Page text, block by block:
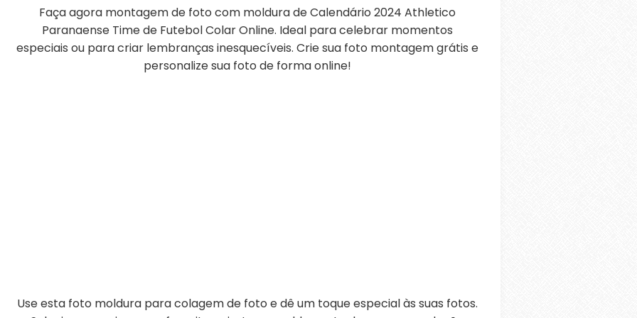
Faça agora montagem de foto com moldura de Calendário 2024 Athletico
Paranaense Time de Futebol Colar Online. Ideal para celebrar momentos
especiais ou para criar lembranças inesquecíveis. Crie sua foto montagem grátis e
personalize sua foto de forma online!
Use esta foto moldura para colagem de foto e dê um toque especial às suas fotos.